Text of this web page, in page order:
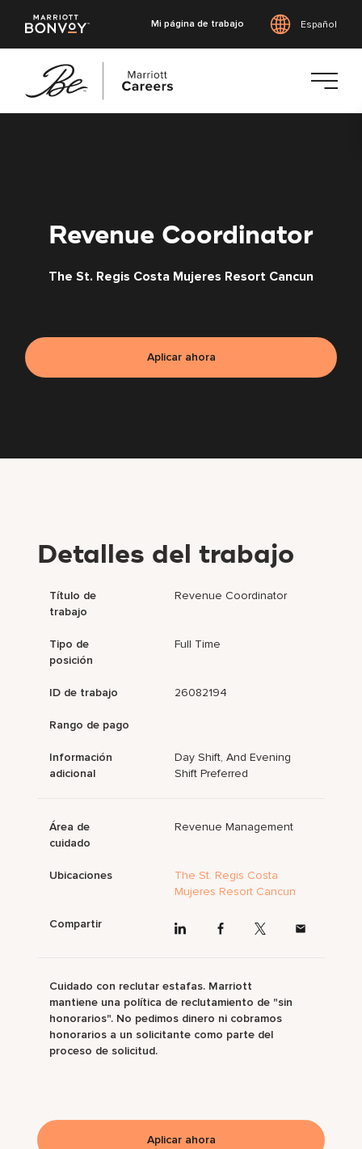
Mi página de trabajo Español
Revenue Coordinator
The St. Regis Costa Mujeres Resort Cancun
Aplicar ahora
Detalles del trabajo
Título de
trabajo
Revenue Coordinator
Tipo de
posición
Full Time
ID de trabajo 26082194
Rango de pago
Información
adicional
Day Shift, And Evening
Shift Preferred
Área de
cuidado
Revenue Management
Ubicaciones
The St. Regis Costa
Mujeres Resort Cancun
Compartir
Cuidado con reclutar estafas. Marriott
mantiene una política de reclutamiento de "sin
honorarios". No pedimos dinero ni cobramos
honorarios a un solicitante como parte del
proceso de solicitud.
Aplicar ahora